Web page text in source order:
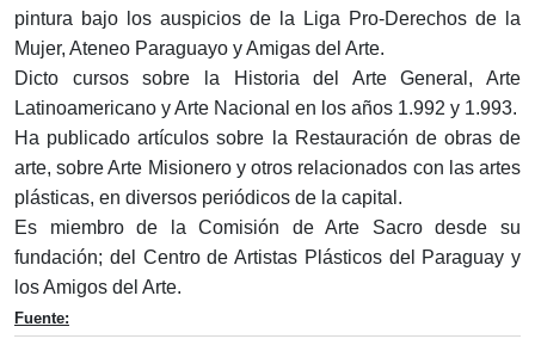
pintura bajo los auspicios de la Liga Pro-Derechos de la
Mujer, Ateneo Paraguayo y Amigas del Arte.
Dicto cursos sobre la Historia del Arte General, Arte
Latinoamericano y Arte Nacional en los años 1.992 y 1.993.
Ha publicado artículos sobre la Restauración de obras de
arte, sobre Arte Misionero y otros relacionados con las artes
plásticas, en diversos periódicos de la capital.
Es miembro de la Comisión de Arte Sacro desde su
fundación; del Centro de Artistas Plásticos del Paraguay y
los Amigos del Arte.
Fuente: